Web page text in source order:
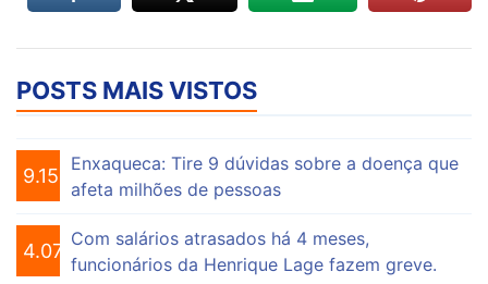
POSTS MAIS VISTOS
9.155
Enxaqueca: Tire 9 dúvidas sobre a doença que
afeta milhões de pessoas
4.075
Com salários atrasados há 4 meses,
funcionários da Henrique Lage fazem greve.